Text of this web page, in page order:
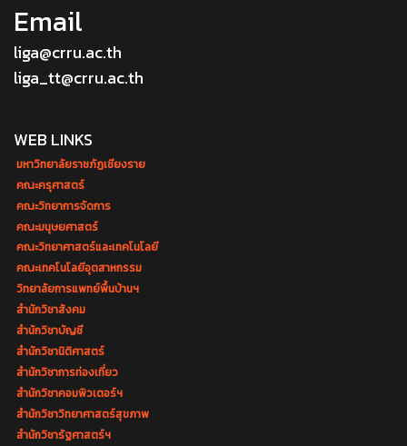
Email
liga@crru.ac.th
liga_tt@crru.ac.th
WEB LINKS
มหาวิทยาลัยราชภัฏเชียงราย
คณะครุศาสตร์
คณะวิทยาการจัดการ
คณะมนุษยศาสตร์
คณะวิทยาศาสตร์และเทคโนโลยี
คณะเทคโนโลยีอุตสาหกรรม
วิทยาลัยการแพทย์พื้นบ้านฯ
สำนักวิชาสังคม
สำนักวิชาบัญชี
สำนักวิชานิติศาสตร์
สำนักวิชาการท่องเที่ยว
สำนักวิชาคอมพิวเตอร์ฯ
สำนักวิชาวิทยาศาสตร์สุขภาพ
สำนักวิชารัฐศาสตร์ฯ